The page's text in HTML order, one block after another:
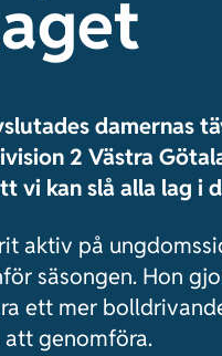
damernas
2 Västra
vi kan slå alla lag i
aktiv på
säsongen. Hon
ett mer
genomföra.